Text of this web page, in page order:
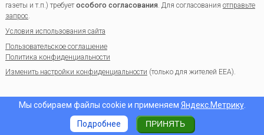
газеты и т.п.) требуетособого согласования. Для согласования отправьте
запрос.
Условия использования сайта
Пользовательское соглашение
Политика конфиденциальности
Изменить настройки конфиденциальности (только для жителей EEA).
Мы собираем файлы cookie и применяем Яндекс.Метрику.
Подробнее
ПРИНЯТЬ